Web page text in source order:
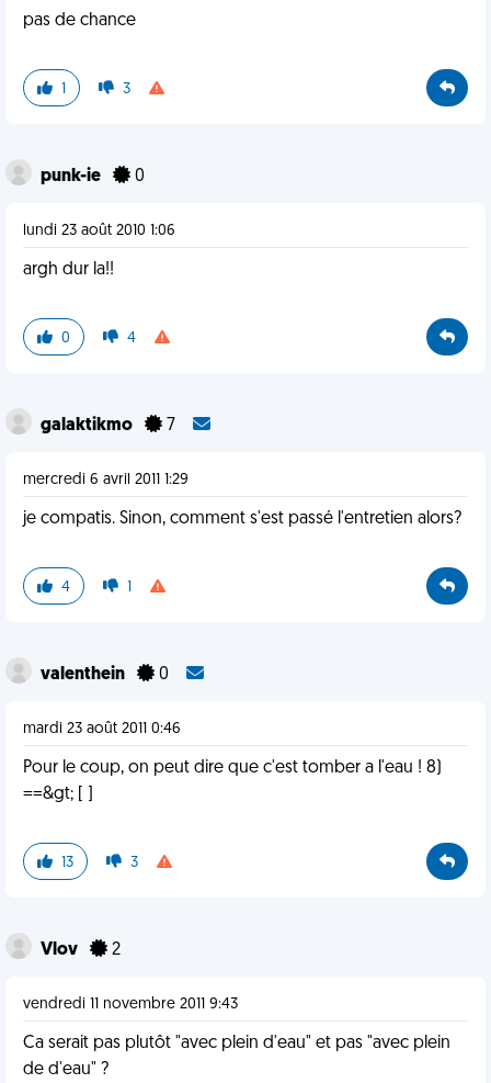
pas de chance
1 3
punk-ie 0
lundi 23 août 2010 1:06
argh dur la!!
0 4
galaktikmo 7
mercredi 6 avril 2011 1:29
je compatis. Sinon, comment s'est passé l'entretien alors?
4 1
valenthein 0
mardi 23 août 2011 0:46
Pour le coup, on peut dire que c'est tomber a l'eau ! 8)
==&gt; [ ]
13 3
Vlov 2
vendredi 11 novembre 2011 9:43
Ca serait pas plutôt "avec plein d'eau" et pas "avec plein
de d'eau" ?